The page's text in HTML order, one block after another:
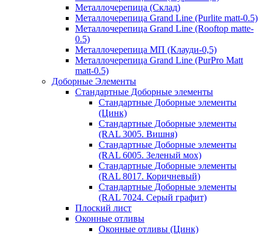
Металлочерепица (Склад)
Металлочерепица Grand Line (Purlite matt-0.5)
Металлочерепица Grand Line (Rooftop matte-
0.5)
Металлочерепица МП (Клауди-0,5)
Металлочерепица Grand Line (PurPro Matt
matt-0.5)
Доборные Элементы
Стандартные Доборные элементы
Стандартные Доборные элементы
(Цинк)
Стандартные Доборные элементы
(RAL 3005. Вишня)
Стандартные Доборные элементы
(RAL 6005. Зеленый мох)
Стандартные Доборные элементы
(RAL 8017. Коричневый)
Стандартные Доборные элементы
(RAL 7024. Серый графит)
Плоский лист
Оконные отливы
Оконные отливы (Цинк)